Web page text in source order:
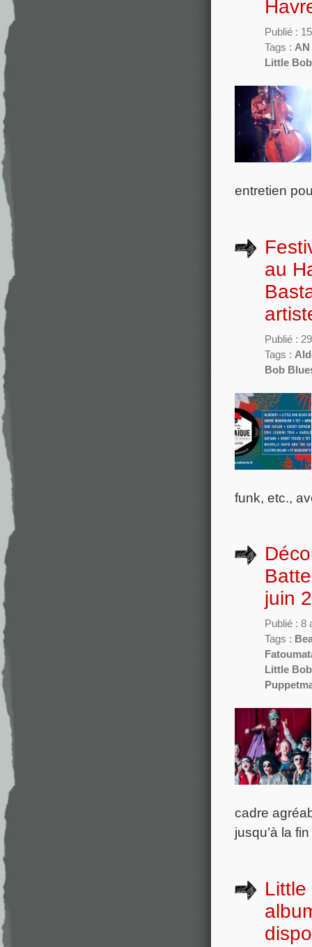
Publié :
Tags : AN
Little
entretien
au
Publié :
Tags :
Bob
funk, etc.,
juin
Publié : 8
Tags :
Little Bob
cadre
jusqu’à la